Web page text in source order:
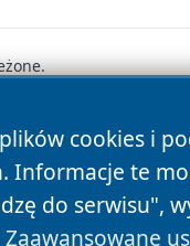
cookies i
Informacje te
do serwisu",
Zaawansowane